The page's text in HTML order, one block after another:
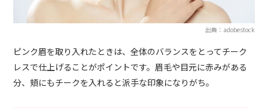
出典：adobestock
ピンク眉を取り入れたときは、全体のバランスをとってチーク
レスで仕上げることがポイントです。眉毛や目元に赤みがある
分、頬にもチークを入れると派手な印象になりがち。